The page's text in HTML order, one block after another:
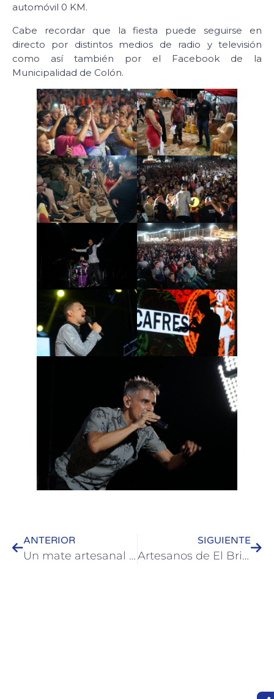
automóvil 0 KM.
Cabe recordar que la fiesta puede seguirse en
directo por distintos medios de radio y televisión
como así también por el Facebook de la
Municipalidad de Colón.
ANTERIOR
Un mate artesanal será subastado a beneficio del Hospital de Colón
SIGUIENTE
Artesanos de El Brillante, Córdoba y Villaguay se quedaron con las Rueca de Plata